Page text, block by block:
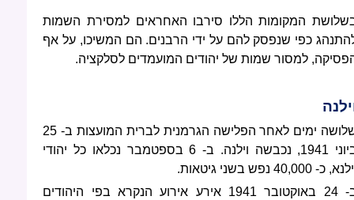
המקומות הללו סירבו האחראים למסירת השמות
כפי שנפסק להם על ידי הרבנים. הם המשיכו, על אף
למסור שמות של יהודים המועמדים לסלקציה.
שלושה ימים לאחר הפלישה הגרמנית לברית המועצות ב- 25
ביוני 1941, נכבשה וילנה. ב- 6 בספטמבר נכלאו כל יהודי
כ- 40,000 נפש בשני גיטאות.
ב- 24 באוקטובר 1941 אירע אירוע הנקרא בפי היהודים